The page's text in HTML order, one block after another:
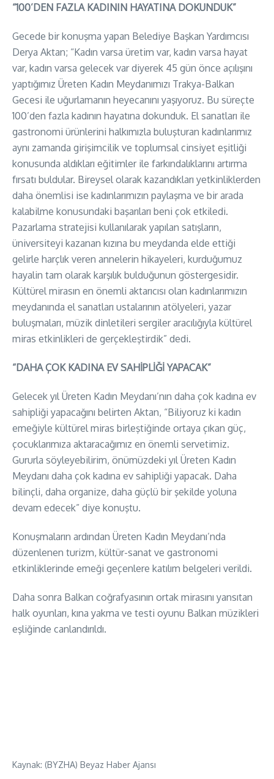
“100’DEN FAZLA KADININ HAYATINA DOKUNDUK”
Gecede bir konuşma yapan Belediye Başkan Yardımcısı
Derya Aktan; “Kadın varsa üretim var, kadın varsa hayat
var, kadın varsa gelecek var diyerek 45 gün önce açılışını
yaptığımız Üreten Kadın Meydanımızı Trakya-Balkan
Gecesi ile uğurlamanın heyecanını yaşıyoruz. Bu süreçte
100’den fazla kadının hayatına dokunduk. El sanatları ile
gastronomi ürünlerini halkımızla buluşturan kadınlarımız
aynı zamanda girişimcilik ve toplumsal cinsiyet eşitliği
konusunda aldıkları eğitimler ile farkındalıklarını artırma
fırsatı buldular. Bireysel olarak kazandıkları yetkinliklerden
daha önemlisi ise kadınlarımızın paylaşma ve bir arada
kalabilme konusundaki başarıları beni çok etkiledi.
Pazarlama stratejisi kullanılarak yapılan satışların,
üniversiteyi kazanan kızına bu meydanda elde ettiği
gelirle harçlık veren annelerin hikayeleri, kurduğumuz
hayalin tam olarak karşılık bulduğunun göstergesidir.
Kültürel mirasın en önemli aktarıcısı olan kadınlarımızın
meydanında el sanatları ustalarının atölyeleri, yazar
buluşmaları, müzik dinletileri sergiler aracılığıyla kültürel
miras etkinlikleri de gerçekleştirdik” dedi.
“DAHA ÇOK KADINA EV SAHİPLİĞİ YAPACAK”
Gelecek yıl Üreten Kadın Meydanı’nın daha çok kadına ev
sahipliği yapacağını belirten Aktan, “Biliyoruz ki kadın
emeğiyle kültürel miras birleştiğinde ortaya çıkan güç,
çocuklarımıza aktaracağımız en önemli servetimiz.
Gururla söyleyebilirim, önümüzdeki yıl Üreten Kadın
Meydanı daha çok kadına ev sahipliği yapacak. Daha
bilinçli, daha organize, daha güçlü bir şekilde yoluna
devam edecek” diye konuştu.
Konuşmaların ardından Üreten Kadın Meydanı’nda
düzenlenen turizm, kültür-sanat ve gastronomi
etkinliklerinde emeği geçenlere katılım belgeleri verildi.
Daha sonra Balkan coğrafyasının ortak mirasını yansıtan
halk oyunları, kına yakma ve testi oyunu Balkan müzikleri
eşliğinde canlandırıldı.
Kaynak: (BYZHA) Beyaz Haber Ajansı